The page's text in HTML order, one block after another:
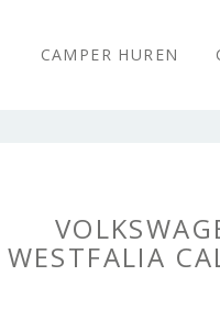
CAMPER HUREN
WESTFALIA